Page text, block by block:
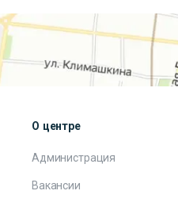
О центре
Администрация
Вакансии